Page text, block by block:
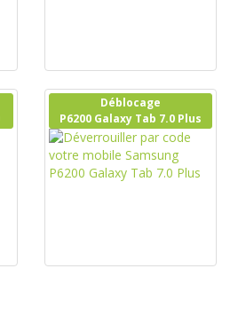
Déblocage
P6200 Galaxy Tab 7.0 Plus